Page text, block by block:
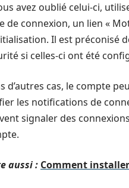
avez oublié celui-ci,
de connexion, un lien «
Il est préconisé
si celles-ci ont été
d’autres cas, le compte
les notifications de
signaler des
aussi : Comment